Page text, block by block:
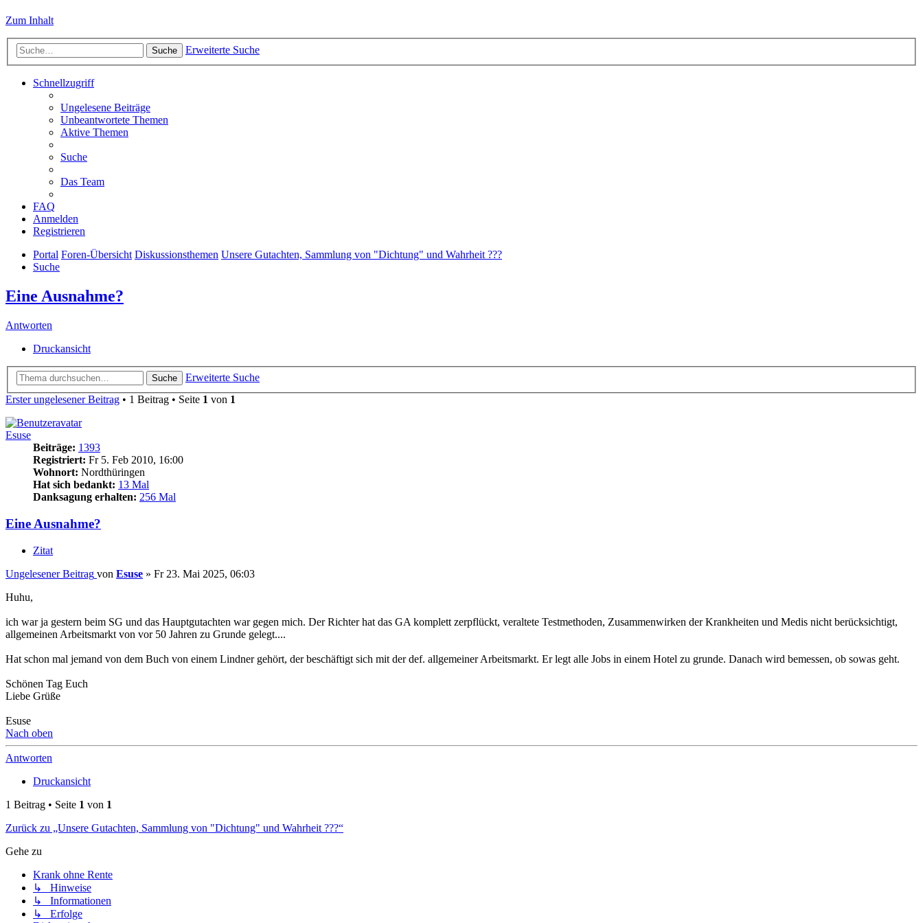
Zum Inhalt
Suche Erweiterte Suche
Schnellzugriff
Ungelesene Beiträge
Unbeantwortete Themen
Aktive Themen
Suche
Das Team
FAQ
Anmelden
Registrieren
Portal Foren-Übersicht Diskussionsthemen Unsere Gutachten, Sammlung von "Dichtung" und Wahrheit ???
Suche
Eine Ausnahme?
Antworten
Druckansicht
Suche
Erweiterte Suche
Erster ungelesener Beitrag • 1 Beitrag • Seite 1 von 1
Esuse
Beiträge: 1393
Registriert: Fr 5. Feb 2010, 16:00
Wohnort: Nordthüringen
Hat sich bedankt: 13 Mal
Danksagung erhalten: 256 Mal
Eine Ausnahme?
Zitat
Ungelesener Beitrag von Esuse » Fr 23. Mai 2025, 06:03
Huhu,
ich war ja gestern beim SG und das Hauptgutachten war gegen mich. Der Richter hat das GA komplett zerpflückt, veraltete Testmethoden, Zusammenwirken der Krankheiten und Medis nicht berücksichtigt,
allgemeinen Arbeitsmarkt von vor 50 Jahren zu Grunde gelegt....
Hat schon mal jemand von dem Buch von einem Lindner gehört, der beschäftigt sich mit der def. allgemeiner Arbeitsmarkt. Er legt alle Jobs in einem Hotel zu grunde. Danach wird bemessen, ob sowas geht.
Schönen Tag Euch
Liebe Grüße
Esuse
Nach oben
Antworten
Druckansicht
1 Beitrag • Seite 1 von 1
Zurück zu „Unsere Gutachten, Sammlung von "Dichtung" und Wahrheit ???“
Gehe zu
Krank ohne Rente
↳ Hinweise
↳ Informationen
↳ Erfolge